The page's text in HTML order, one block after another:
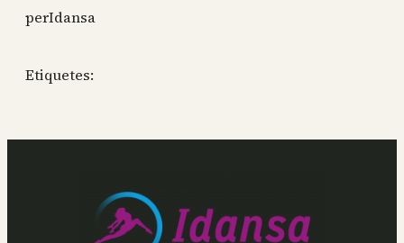
perIdansa
Etiquetes: